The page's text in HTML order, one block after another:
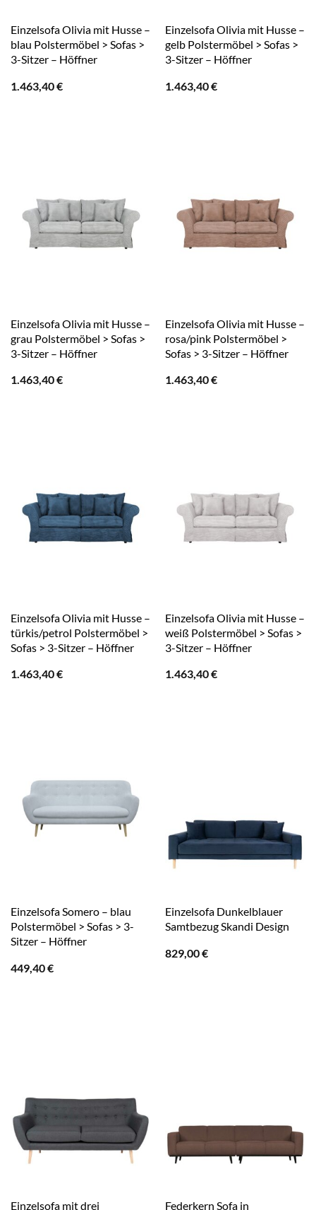
Einzelsofa Olivia mit Husse –
blau Polstermöbel > Sofas >
3-Sitzer – Höffner
1.463,40€
Einzelsofa Olivia mit Husse –
gelb Polstermöbel > Sofas >
3-Sitzer – Höffner
1.463,40€
Einzelsofa Olivia mit Husse –
grau Polstermöbel > Sofas >
3-Sitzer – Höffner
1.463,40€
Einzelsofa Olivia mit Husse –
rosa/pink Polstermöbel >
Sofas > 3-Sitzer – Höffner
1.463,40€
Einzelsofa Olivia mit Husse –
türkis/petrol Polstermöbel >
Sofas > 3-Sitzer – Höffner
1.463,40€
Einzelsofa Olivia mit Husse –
weiß Polstermöbel > Sofas >
3-Sitzer – Höffner
1.463,40€
Einzelsofa Somero – blau
Polstermöbel > Sofas > 3-
Sitzer – Höffner
449,40€
Einzelsofa Dunkelblauer
Samtbezug Skandi Design
829,00€
Einzelsofa mit drei Federkern Sofa in